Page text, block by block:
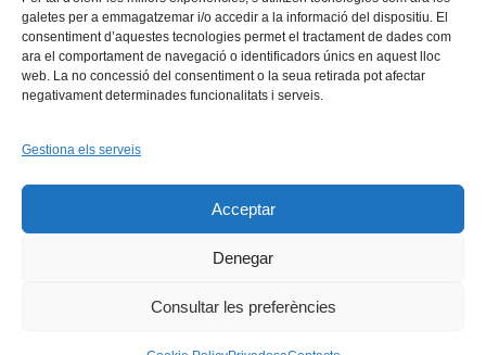
galetes per a emmagatzemar i/o accedir a la informació del dispositiu. El
consentiment d’aquestes tecnologies permet el tractament de dades com
ara el comportament de navegació o identificadors únics en aquest lloc
web. La no concessió del consentiment o la seua retirada pot afectar
negativament determinades funcionalitats i serveis.
Gestiona els serveis
Acceptar
Denegar
Consultar les preferències
Instagram
Flickr
INICI QUI SOM
PROGRAMES
DESENVOLUPAMENT SOSTENIBLE
AVÍS LEGAL
Copyright © 2026 - Xarxa Vives d'Universitats